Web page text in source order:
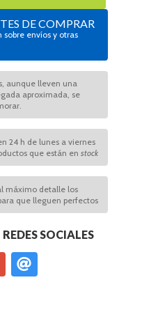
DE COMPRAR
envíos y otras
aunque lleven una
aproximada, se
24 h de lunes a viernes
que están en stock
máximo detalle los
que lleguen perfectos
SOCIALES